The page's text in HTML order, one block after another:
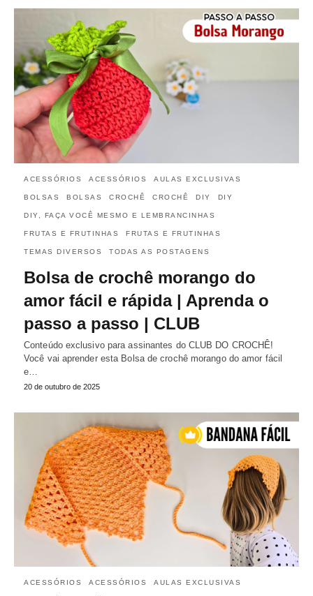
ACESSÓRIOS ACESSÓRIOS AULAS EXCLUSIVAS
BOLSAS BOLSAS CROCHÊ CROCHÊ DIY DIY
DIY, FAÇA VOCÊ MESMO E LEMBRANCINHAS
FRUTAS E FRUTINHAS FRUTAS E FRUTINHAS
TEMAS DIVERSOS TODAS AS POSTAGENS
Bolsa de crochê morango do
amor fácil e rápida | Aprenda o
passo a passo | CLUB
Conteúdo exclusivo para assinantes do CLUB DO CROCHÊ!
Você vai aprender esta Bolsa de crochê morango do amor fácil
e…
20 de outubro de 2025
ACESSÓRIOS ACESSÓRIOS AULAS EXCLUSIVAS